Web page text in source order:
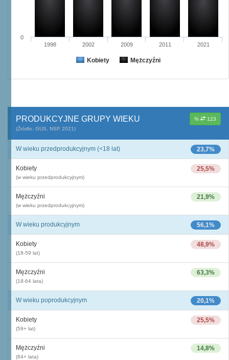
Kobiety Mężczyźni
1998 2002 2009 2011 2021
0
% 123
PRODUKCYJNE GRUPY WIEKU
(Źródło: GUS, NSP 2021)
23,7%
W wieku przedprodukcyjnym (<18 lat)
25,5%
Kobiety
(w wieku przedprodukcyjnym)
21,9%
Mężczyźni
(w wieku przedprodukcyjnym)
56,1%
W wieku produkcyjnym
48,9%
Kobiety
(18-59 lat)
63,3%
Mężczyźni
(18-64 lata)
20,1%
W wieku poprodukcyjnym
25,5%
Kobiety
(59+ lat)
14,8%
Mężczyźni
(64+ lata)